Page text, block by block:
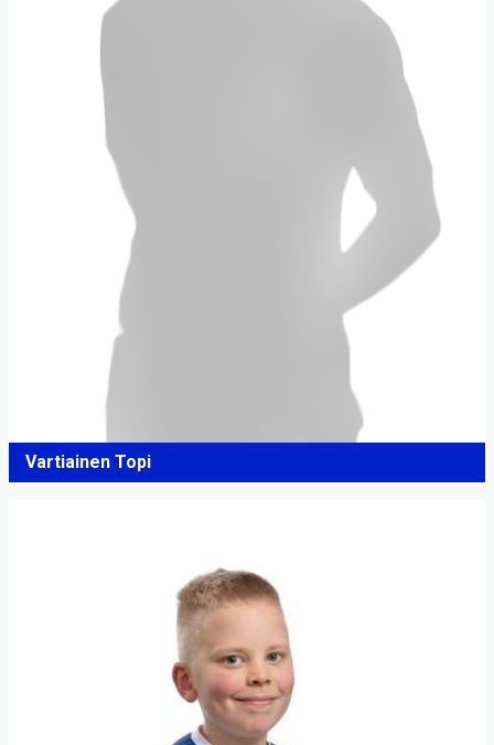
Vartiainen Topi